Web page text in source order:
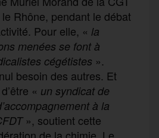
Rhône, pendant le débat
Pour elle, « la
menées se font à
cégétistes ».
besoin des autres. Et
« un syndicat de
à la
», soutient cette